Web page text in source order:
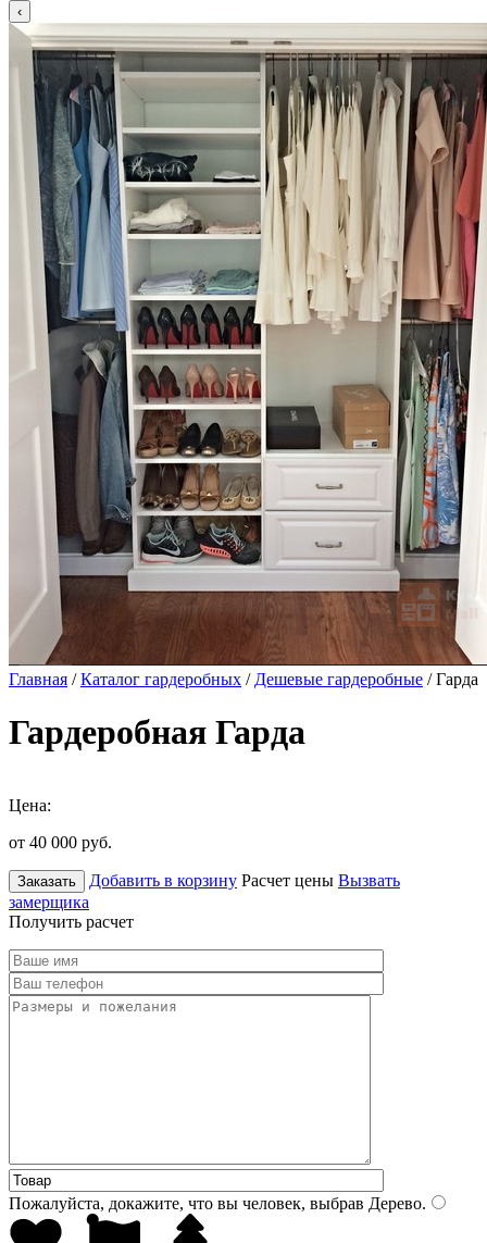
Главная /Каталог гардеробных / Дешевые гардеробные / Гарда
Гардеробная Гарда
Цена:
от 40 000 руб.
Заказать Добавить в корзину Расчет цены Вызвать
замерщика
Получить расчет
Пожалуйста, докажите, что вы человек, выбрав Дерево.